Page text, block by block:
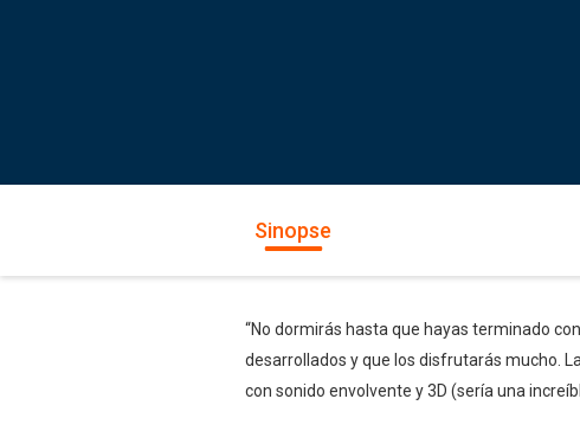
Sinopse
“No dormirás hasta que hayas terminado
desarrollados y que los disfrutarás mucho.
con sonido envolvente y 3D (sería una